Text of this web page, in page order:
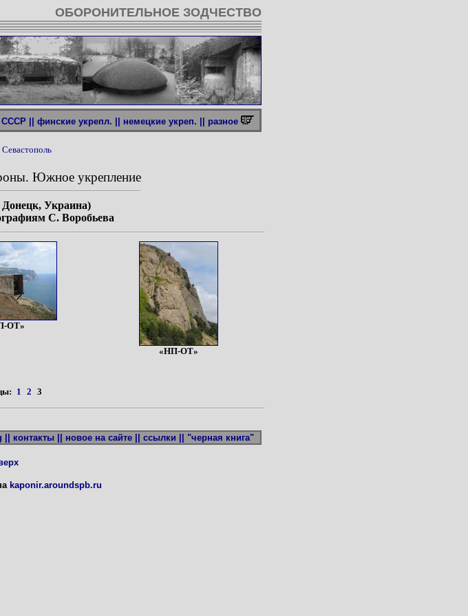
ОБОРОНИТЕЛЬНОЕ ЗОДЧЕСТВО
|| финские укрепл. || немецкие укреп. || разное
Севастополь
Южное укрепление
Украина)
С. Воробьева
ОТ»
«НП-ОТ»
1 2 3
контакты || новое на сайте || ссылки || "черная книга"
kaponir.aroundspb.ru